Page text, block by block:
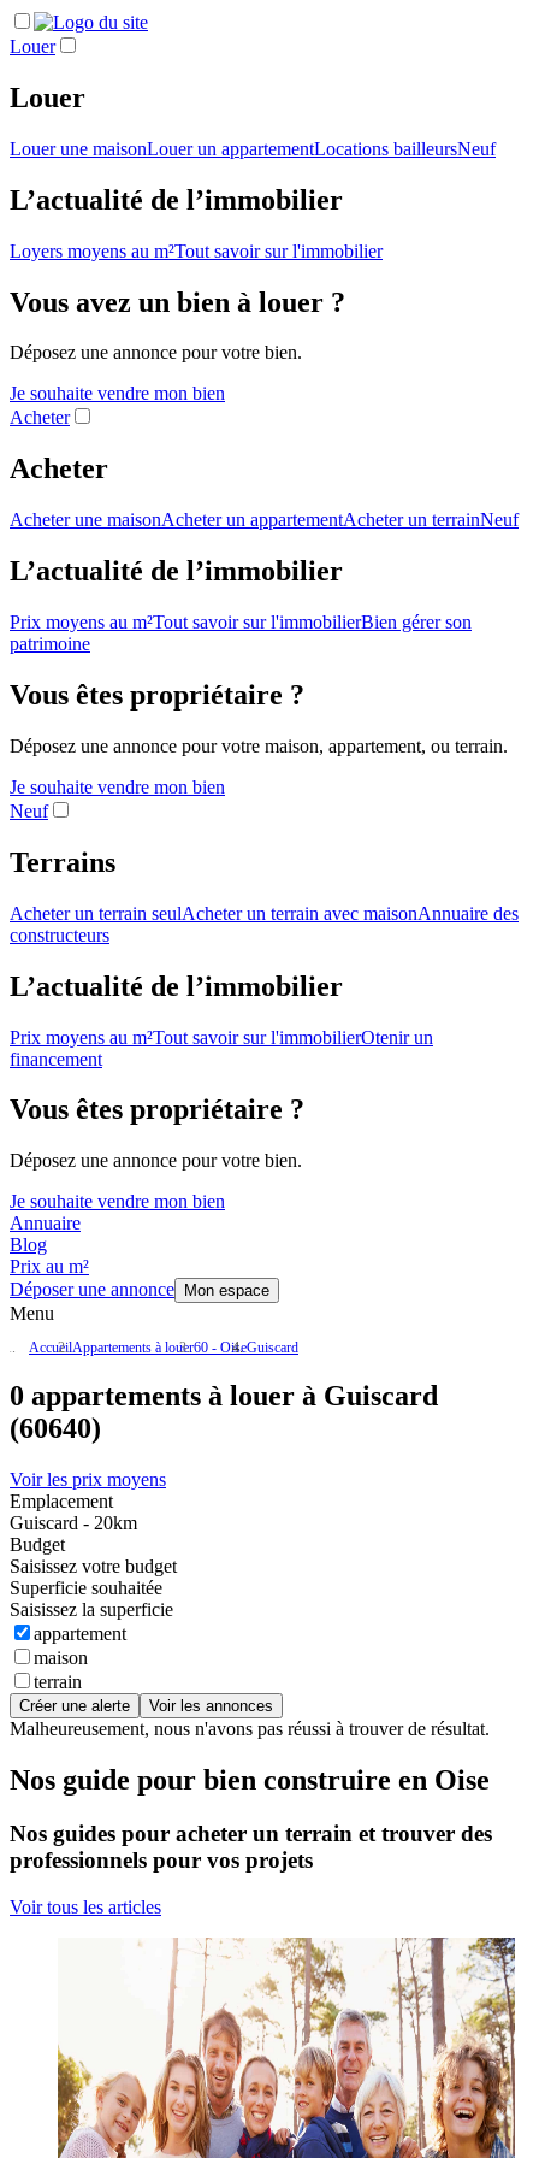
Louer
Louer
Louer une maisonLouer un appartementLocations bailleursNeuf
L’actualité de l’immobilier
Loyers moyens au m²Tout savoir sur l'immobilier
Vous avez un bien à louer ?
Déposez une annonce pour votre bien.
Je souhaite vendre mon bien
Acheter
Acheter
Acheter une maisonAcheter un appartementAcheter un terrainNeuf
L’actualité de l’immobilier
Prix moyens au m²Tout savoir sur l'immobilierBien gérer son
patrimoine
Vous êtes propriétaire ?
Déposez une annonce pour votre maison, appartement, ou terrain.
Je souhaite vendre mon bien
Neuf
Terrains
Acheter un terrain seulAcheter un terrain avec maisonAnnuaire des
constructeurs
L’actualité de l’immobilier
Prix moyens au m²Tout savoir sur l'immobilierOtenir un
financement
Vous êtes propriétaire ?
Déposez une annonce pour votre bien.
Je souhaite vendre mon bien
Annuaire
Blog
Prix au m²
Déposer une annonce
Mon espace
Menu
AccueilAppartements à louer60 - OiseGuiscard
0 appartements à louer à Guiscard
(60640)
Voir les prix moyens
Emplacement
Guiscard - 20km
Budget
Saisissez votre budget
Superficie souhaitée
Saisissez la superficie
appartement
maison
terrain
Créer une alerte Voir les annonces
Malheureusement, nous n'avons pas réussi à trouver de résultat.
Nos guide pour bien construire en Oise
Nos guides pour acheter un terrain et trouver des
professionnels pour vos projets
Voir tous les articles